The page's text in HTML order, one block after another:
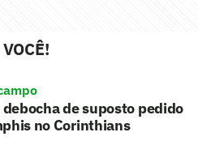
de suposto pedido
no Corinthians